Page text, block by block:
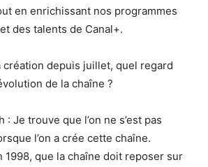
en enrichissant nos programmes
des talents de Canal+.
création depuis juillet, quel regard
de la chaîne ?
Je trouve que l’on ne s’est pas
l’on a crée cette chaîne.
1998, que la chaîne doit reposer sur